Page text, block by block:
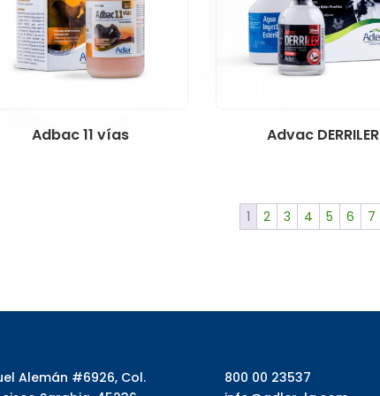
Adbac 11 vías Advac DERRILER
1 2 3 4 5 6 7
Alemán #6926, Col.
800 00 23537